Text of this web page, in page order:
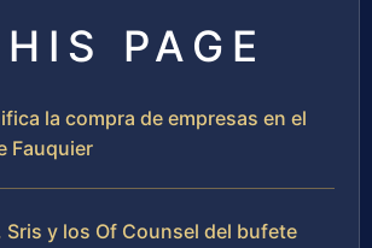
PAGE
la compra de empresas en el
Fauquier
Sris y los Of Counsel del bufete